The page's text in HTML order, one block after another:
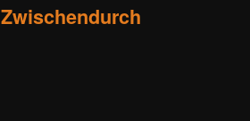
Zwischendurch